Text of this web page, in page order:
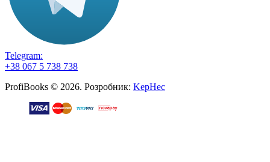
Telegram:
+38 067 5 738 738
ProfiBooks © 2026. Розробник: KepHec